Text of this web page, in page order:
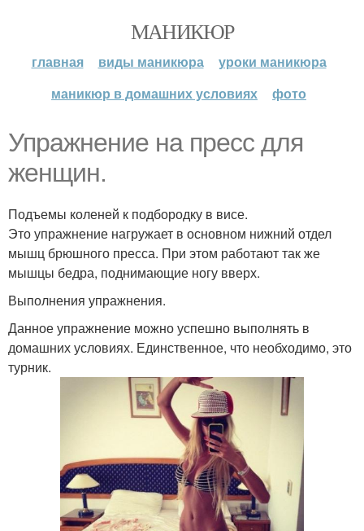
МАНИКЮР
главная виды маникюра
уроки маникюра
маникюр в домашних условиях
фото
Упражнение на пресс для
женщин.
Подъемы коленей к подбородку в висе.
Это упражнение нагружает в основном нижний отдел
мышц брюшного пресса. При этом работают так же
мышцы бедра, поднимающие ногу вверх.
Выполнения упражнения.
Данное упражнение можно успешно выполнять в
домашних условиях. Единственное, что необходимо, это
турник.